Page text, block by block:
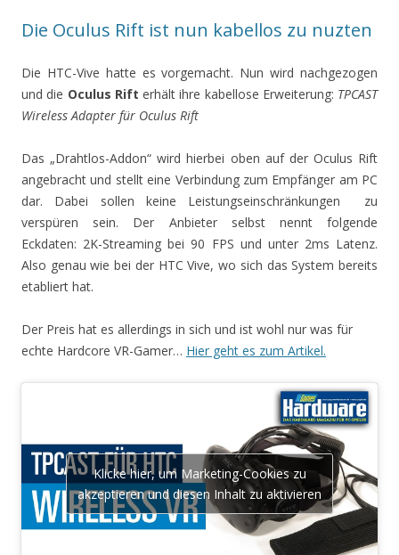
Die Oculus Rift ist nun kabellos zu nuzten
Die HTC-Vive hatte es vorgemacht. Nun wird nachgezogen
und die Oculus Rift erhält ihre kabellose Erweiterung: TPCAST
Wireless Adapter für Oculus Rift
Das „Drahtlos-Addon“ wird hierbei oben auf der Oculus Rift
angebracht und stellt eine Verbindung zum Empfänger am PC
dar. Dabei sollen keine Leistungseinschränkungen zu
verspüren sein. Der Anbieter selbst nennt folgende
Eckdaten: 2K-Streaming bei 90 FPS und unter 2ms Latenz.
Also genau wie bei der HTC Vive, wo sich das System bereits
etabliert hat.
Der Preis hat es allerdings in sich und ist wohl nur was für
echte Hardcore VR-Gamer… Hier geht es zum Artikel.
Klicke hier, um Marketing-Cookies zu
akzeptieren und diesen Inhalt zu aktivieren